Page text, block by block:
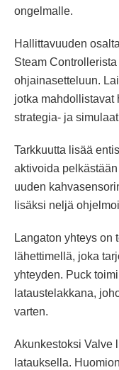
ongelmalle.
Hallittavuuden
Steam
ohjainasetteluun.
jotka mahdollistavat
strategia- ja
Tarkkuutta lisää
aktivoida
uuden
lisäksi neljä
Langaton yhteys on
lähettimellä, joka
yhteyden. Puck
lataustelakkana,
varten.
Akunkestoksi Valve
latauksella.